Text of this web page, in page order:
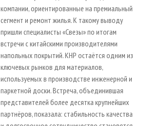
компании, ориентированные на премиальный
сегмент и ремонт жилья. К такому выводу
пришли специалисты «Свезы» по итогам
встречи с китайскими производителями
напольных покрытий. КНР остаётся одним из
ключевых рынков для материалов,
используемых в производстве инженерной и
паркетной доски. Встреча, объединившая
представителей более десятка крупнейших
партнёров, показала: стабильность качества